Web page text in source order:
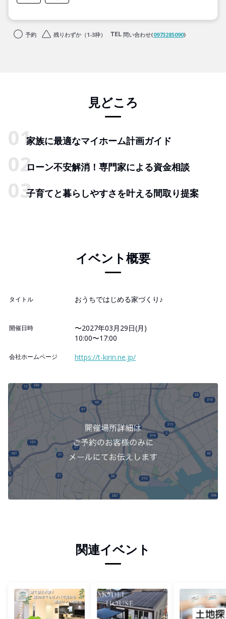
予約 残りわずか（1-3枠） 問い合わせ(0973285090)
見どころ
家族に最適なマイホーム計画ガイド
ローン不安解消！専門家による資金相談
子育てと暮らしやすさを叶える間取り提案
イベント概要
タイトル おうちではじめる家づくり♪
開催日時
〜2027年03月29日(月)
10:00〜17:00
会社ホームページ https://t-kirin.ne.jp/
関連イベント